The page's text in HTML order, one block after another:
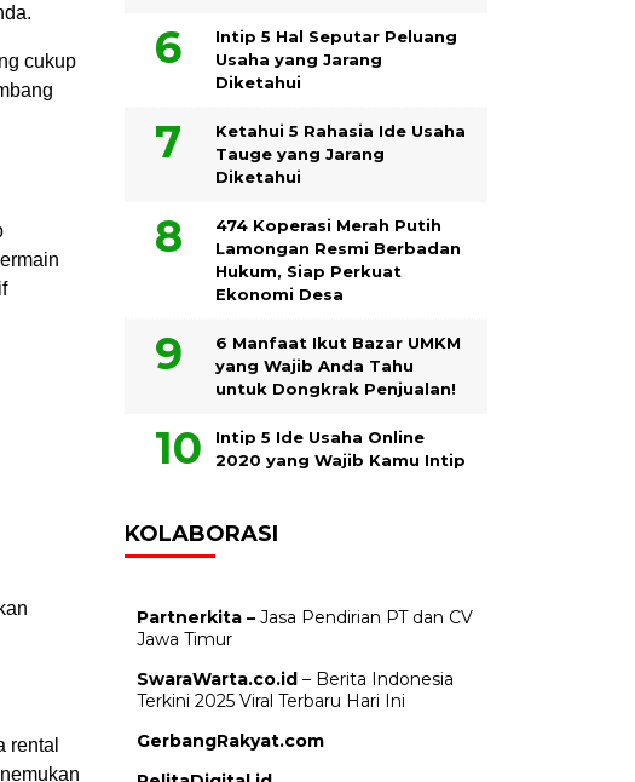
cukup
rental
Intip 5 Hal Seputar Peluang
Usaha yang Jarang
Diketahui
Ketahui 5 Rahasia Ide Usaha
Tauge yang Jarang
Diketahui
474 Koperasi Merah Putih
Lamongan Resmi Berbadan
Hukum, Siap Perkuat
Ekonomi Desa
6 Manfaat Ikut Bazar UMKM
yang Wajib Anda Tahu
untuk Dongkrak Penjualan!
Intip 5 Ide Usaha Online
2020 yang Wajib Kamu Intip
KOLABORASI
Partnerkita – Jasa Pendirian PT dan CV
Jawa Timur
SwaraWarta.co.id – Berita Indonesia
Terkini 2025 Viral Terbaru Hari Ini
GerbangRakyat.com